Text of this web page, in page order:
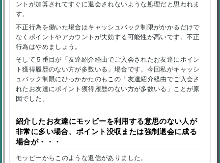
ントが加算されてすぐに退会されないような処理だと思われま
す。
不正行為を働いた場合はキャッシュバック制限がかかるだけで
なくポイントやアカウントが失効する可能性が高いです。不正
行為はやめましょう。
そして５番目が「友達紹介経由でご入会されたお友達にポイン
ト獲得履歴のない方が多数いる」場合です。今回私がキャッシ
ュバック制限にひっかかたのもこの「友達紹介経由でご入会さ
れたお友達にポイント獲得履歴のない方が多数いる」ことが原
因でした。
紹介したお友達にモッピーを利用する意思のない人が
非常に多い場合、ポイント没収または強制退会に成る
場合が・・・
モッピーからこのような返信がありました。